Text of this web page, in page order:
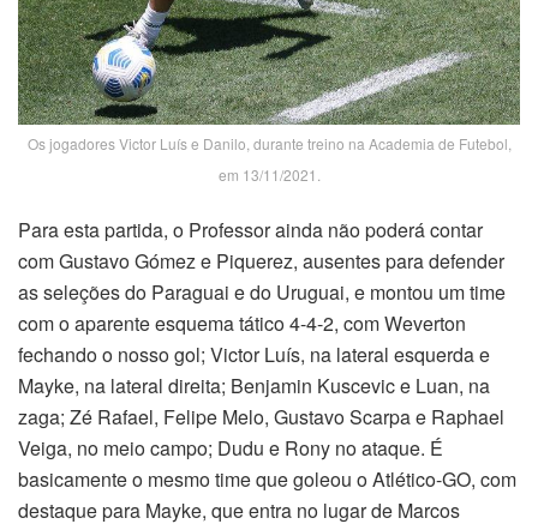
Os jogadores Victor Luís e Danilo, durante treino na Academia de Futebol,
em 13/11/2021.
Para esta partida, o Professor ainda não poderá contar
com Gustavo Gómez e Piquerez, ausentes para defender
as seleções do Paraguai e do Uruguai, e montou um time
com o aparente esquema tático 4-4-2, com Weverton
fechando o nosso gol; Victor Luís, na lateral esquerda e
Mayke, na lateral direita; Benjamin Kuscevic e Luan, na
zaga; Zé Rafael, Felipe Melo, Gustavo Scarpa e Raphael
Veiga, no meio campo; Dudu e Rony no ataque. É
basicamente o mesmo time que goleou o Atlético-GO, com
destaque para Mayke, que entra no lugar de Marcos